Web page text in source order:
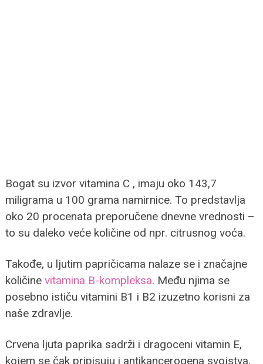
Bogat su izvor vitamina C , imaju oko 143,7
miligrama u 100 grama namirnice. To predstavlja
oko 20 procenata preporučene dnevne vrednosti –
to su daleko veće količine od npr. citrusnog voća.
Takođe, u ljutim papričicama nalaze se i značajne
količine vitamina B-kompleksa. Među njima se
posebno ističu vitamini B1 i B2 izuzetno korisni za
naše zdravlje.
Crvena ljuta paprika sadrži i dragoceni vitamin E,
kojem se čak pripisuju i antikancerogena svojstva,